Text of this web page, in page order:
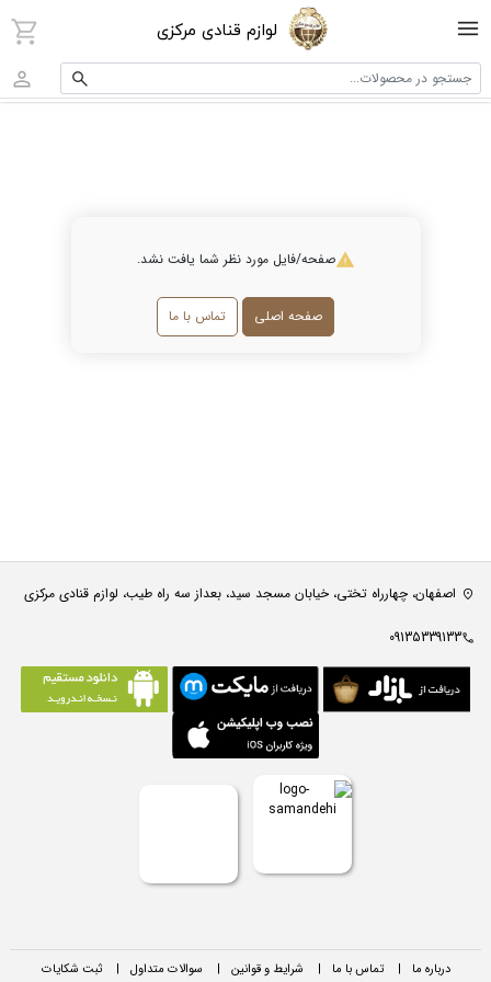
لوازم قنادی مرکزی
جستجو در محصولات...
صفحه/فایل مورد نظر شما یافت نشد.
صفحه اصلی تماس با ما
اصفهان، چهارراه تختی، خیابان مسجد سید، بعداز سه راه طیب، لوازم قنادی مرکزی
09135339133
درباره ما | تماس با ما | شرایط و قوانین | سوالات متداول | ثبت شکایات